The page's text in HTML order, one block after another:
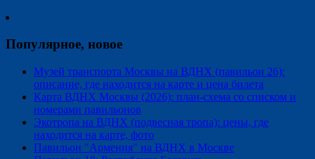
Популярное, новое
Музей транспорта Москвы на ВДНХ (павильон 26):
описание, где находится на карте и цена билета
Карта ВДНХ Москвы (2026): план-схема со списком и
номерами павильонов
Экотропа на ВДНХ (подвесная тропа): цены, где
находится на карте, фото
Павильон "Армения" на ВДНХ в Москве